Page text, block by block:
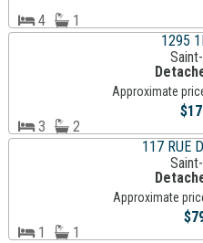
4 1
1295
Approximate
3
2
117 RUE
Approximate
1
1